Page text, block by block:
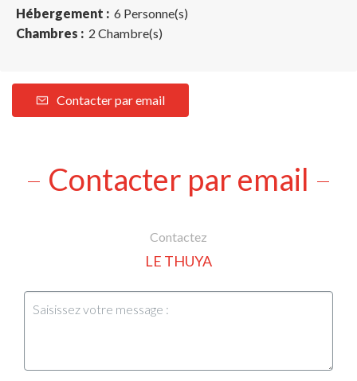
Hébergement : 6 Personne(s)
Chambres : 2 Chambre(s)
Contacter par email
Contacter par email
Contactez
LE THUYA